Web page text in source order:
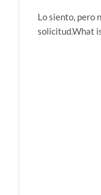
Lo siento, pero
solicitud.What